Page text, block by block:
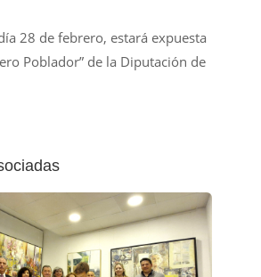
28 de febrero, estará expuesta
Poblador” de la Diputación de